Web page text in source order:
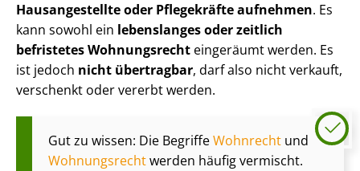
Hausangestellte oder Pflegekräfte aufnehmen. Es
kann sowohl ein lebenslanges oder zeitlich
befristetes Wohnungsrecht eingeräumt werden. Es
ist jedoch nicht übertragbar, darf also nicht verkauft,
verschenkt oder vererbt werden.
Gut zu wissen: Die BegriffeWohnrecht und
Wohnungsrechtwerden häufig vermischt.